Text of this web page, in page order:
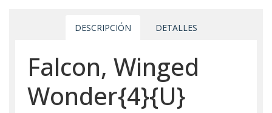
DESCRIPCIÓN DETALLES
Falcon, Winged
Wonder{4}{U}